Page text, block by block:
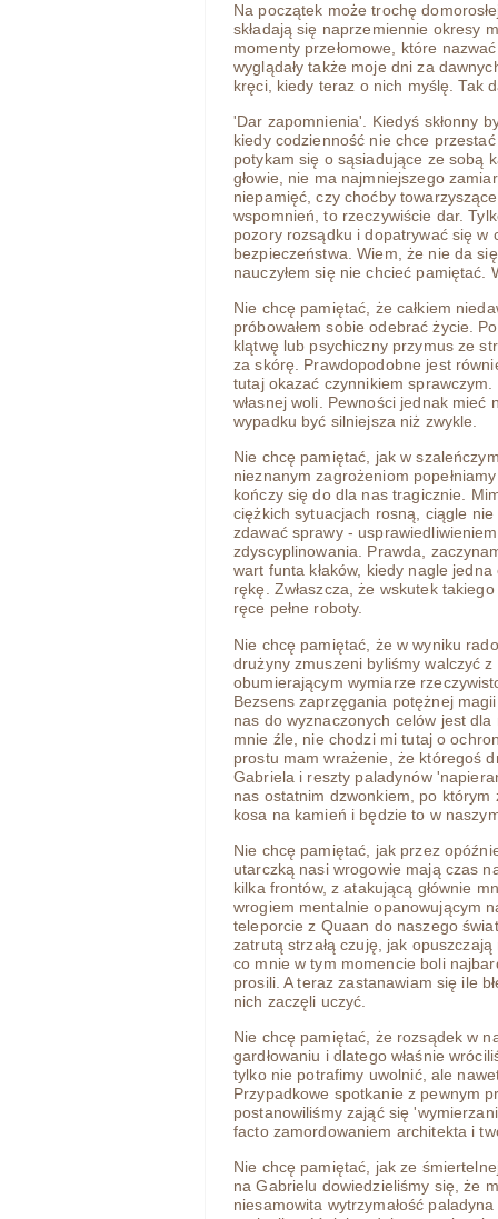
Na początek może trochę
składają się naprzemiennie okresy
momenty przełomowe, które
wyglądały także moje dni za
kręci, kiedy teraz o nich myślę. Tak
'Dar zapomnienia'. Kiedyś skłonny
kiedy codzienność nie chce
potykam się o sąsiadujące ze sobą
głowie, nie ma najmniejszego
niepamięć, czy choćby
wspomnień, to rzeczywiście dar.
pozory rozsądku i dopatrywać się w
bezpieczeństwa. Wiem, że nie da
nauczyłem się nie chcieć pamiętać.
Nie chcę pamiętać, że całkiem
próbowałem sobie odebrać życie.
klątwę lub psychiczny przymus ze
za skórę. Prawdopodobne jest
tutaj okazać czynnikiem
własnej woli. Pewności jednak mieć
wypadku być silniejsza niż zwykle.
Nie chcę pamiętać, jak w
nieznanym zagrożeniom
kończy się do dla nas tragicznie.
ciężkich sytuacjach rosną, ciągle
zdawać sprawy -
zdyscyplinowania. Prawda,
wart funta kłaków, kiedy nagle
rękę. Zwłaszcza, że wskutek
ręce pełne roboty.
Nie chcę pamiętać, że w wyniku
drużyny zmuszeni byliśmy walczyć z
obumierającym wymiarze
Bezsens zaprzęgania potężnej
nas do wyznaczonych celów jest
mnie źle, nie chodzi mi tutaj o
prostu mam wrażenie, że któregoś
Gabriela i reszty paladynów
nas ostatnim dzwonkiem, po
kosa na kamień i będzie to w
Nie chcę pamiętać, jak przez
utarczką nasi wrogowie mają czas
kilka frontów, z atakującą głównie
wrogiem mentalnie opanowującym
teleporcie z Quaan do naszego
zatrutą strzałą czuję, jak
co mnie w tym momencie boli
prosili. A teraz zastanawiam się ile
nich zaczęli uczyć.
Nie chcę pamiętać, że rozsądek w
gardłowaniu i dlatego właśnie
tylko nie potrafimy uwolnić, ale
Przypadkowe spotkanie z pewnym
postanowiliśmy zająć się
facto zamordowaniem architekta i
Nie chcę pamiętać, jak ze
na Gabrielu dowiedzieliśmy się, że
niesamowita wytrzymałość